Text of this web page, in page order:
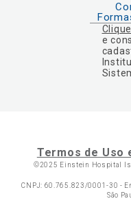
e
Termos de Uso
©2025 Einstein Hospital
CNPJ: 60.765.823/0001-30 -
São